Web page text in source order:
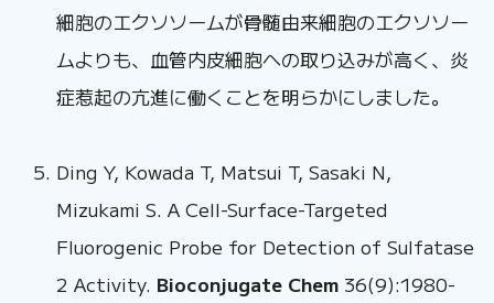
細胞のエクソソームが骨髄由来細胞のエクソソー
ムよりも、血管内皮細胞への取り込みが高く、炎
症惹起の亢進に働くことを明らかにしました。
Ding Y, Kowada T, Matsui T, Sasaki N,
Mizukami S. A Cell-Surface-Targeted
Fluorogenic Probe for Detection of Sulfatase
2 Activity. Bioconjugate Chem 36(9):1980-